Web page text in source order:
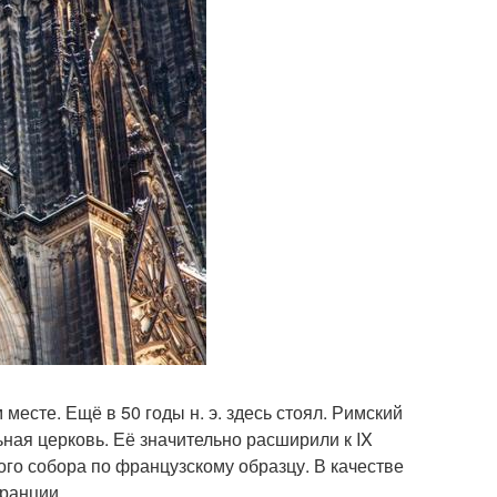
Ещё в 50 годы н. э. здесь стоял. Римский
церковь. Её значительно расширили к IX
собора по французскому образцу. В качестве